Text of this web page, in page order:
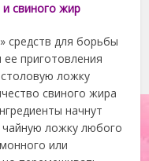
и свиного жир
средств для борьбы
приготовления
ложку
свиного жира
начнут
ложку любого
или